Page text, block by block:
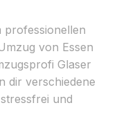
professionellen
von Essen
Glaser
dir verschiedene
und